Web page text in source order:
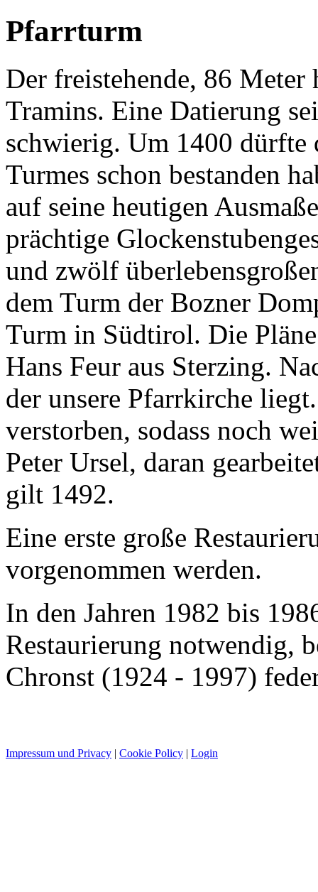
Pfarrturm
Der freistehende, 86 Meter
Tramins. Eine Datierung
schwierig. Um 1400 dürfte
Turmes schon bestanden
auf seine heutigen
prächtige
und zwölf
dem Turm der Bozner
Turm in Südtirol. Die
Hans Feur aus Sterzing.
der unsere Pfarrkirche
verstorben, sodass noch
Peter Ursel, daran
gilt 1492.
Eine erste große
vorgenommen werden.
In den Jahren 1982 bis
Restaurierung notwendig,
Chronst (1924 - 1997)
Impressum und Privacy | Cookie Policy | Login